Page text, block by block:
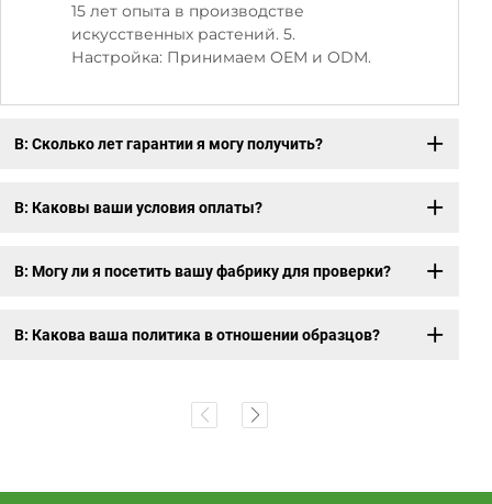
15 лет опыта в производстве
искусственных растений. 5.
Настройка: Принимаем OEM и ODM.
В: Сколько лет гарантии я могу получить?
В: Каковы ваши условия оплаты?
В: Могу ли я посетить вашу фабрику для проверки?
В: Какова ваша политика в отношении образцов?